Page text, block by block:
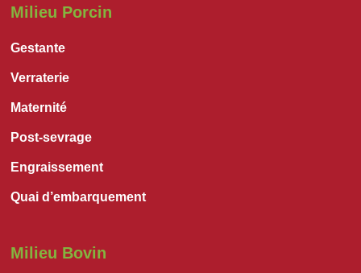
Milieu Porcin
Gestante
Verraterie
Maternité
Post-sevrage
Engraissement
Quai d’embarquement
Milieu Bovin